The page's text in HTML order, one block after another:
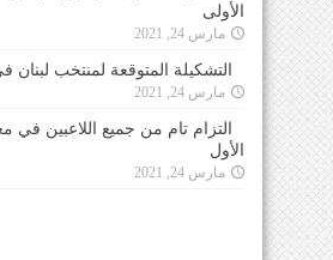
الأولى
مارس 24, 2021
التشكيلة المتوقعة لمنتخب لبنان
مارس 24, 2021
التزام تام من جميع اللاعبين في
الأول
مارس 24, 2021